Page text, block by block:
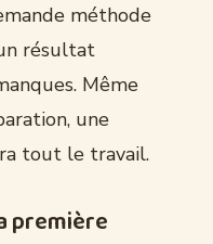
méthode
résultat
Même
une
tout le travail.
première